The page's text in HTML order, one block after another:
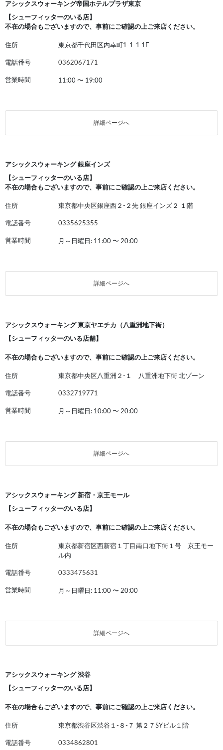
アシックスウォーキング帝国ホテルプラザ東京
【シューフィッターのいる店】
不在の場合もございますので、事前にご確認の上ご来店ください。
住所 東京都千代田区内幸町1-1-1 1F
電話番号 0362067171
営業時間 11:00 〜 19:00
詳細ページへ
アシックスウォーキング 銀座インズ
【シューフィッターのいる店】
不在の場合もございますので、事前にご確認の上ご来店ください。
住所 東京都中央区銀座西２-２先 銀座インズ２ １階
電話番号 0335625355
営業時間 月～日曜日: 11:00 〜 20:00
詳細ページへ
アシックスウォーキング 東京ヤエチカ（八重洲地下街）
【シューフィッターのいる店舗】
不在の場合もございますので、事前にご確認の上ご来店ください。
住所 東京都中央区八重洲２-１ 八重洲地下街 北ゾーン
電話番号 0332719771
営業時間 月～日曜日: 10:00 〜 20:00
詳細ページへ
アシックスウォーキング 新宿・京王モール
【シューフィッターのいる店】
不在の場合もございますので、事前にご確認の上ご来店ください。
住所
東京都新宿区西新宿１丁目南口地下街１号 京王モー
ル内
電話番号 0333475631
営業時間 月～日曜日: 11:00 〜 20:00
詳細ページへ
アシックスウォーキング 渋谷
【シューフィッターのいる店】
不在の場合もございますので、事前にご確認の上ご来店ください。
住所 東京都渋谷区渋谷１-８-７ 第２７SYビル１階
電話番号 0334862801